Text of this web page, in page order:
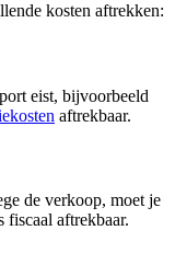
kosten aftrekken:
eist, bijvoorbeeld
aftrekbaar.
de verkoop, moet je
fiscaal aftrekbaar.